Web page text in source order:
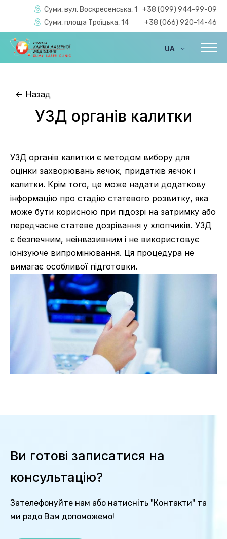
Суми, вул. Воскресенська, 1
+38 (099) 944-99-09
Суми, площа Троїцька, 14
+38 (066) 920-14-46
UA
<- Назад
УЗД органів калитки
УЗД органів калитки є методом вибору для
оцінки захворювань яєчок, придатків яєчок і
калитки. Крім того, це може надати додаткову
інформацію про стадію статевого розвитку, яка
може бути корисною при підозрі на затримку або
передчасне статеве дозрівання у хлопчиків. УЗД
є безпечним, неінвазивним і не використовує
іонізуюче випромінювання. Ця процедура не
вимагає особливої підготовки.
Ви готові записатися на
консультацію?
Зателефонуйте нам або натисніть "Контакти" та
ми радо Вам допоможемо!